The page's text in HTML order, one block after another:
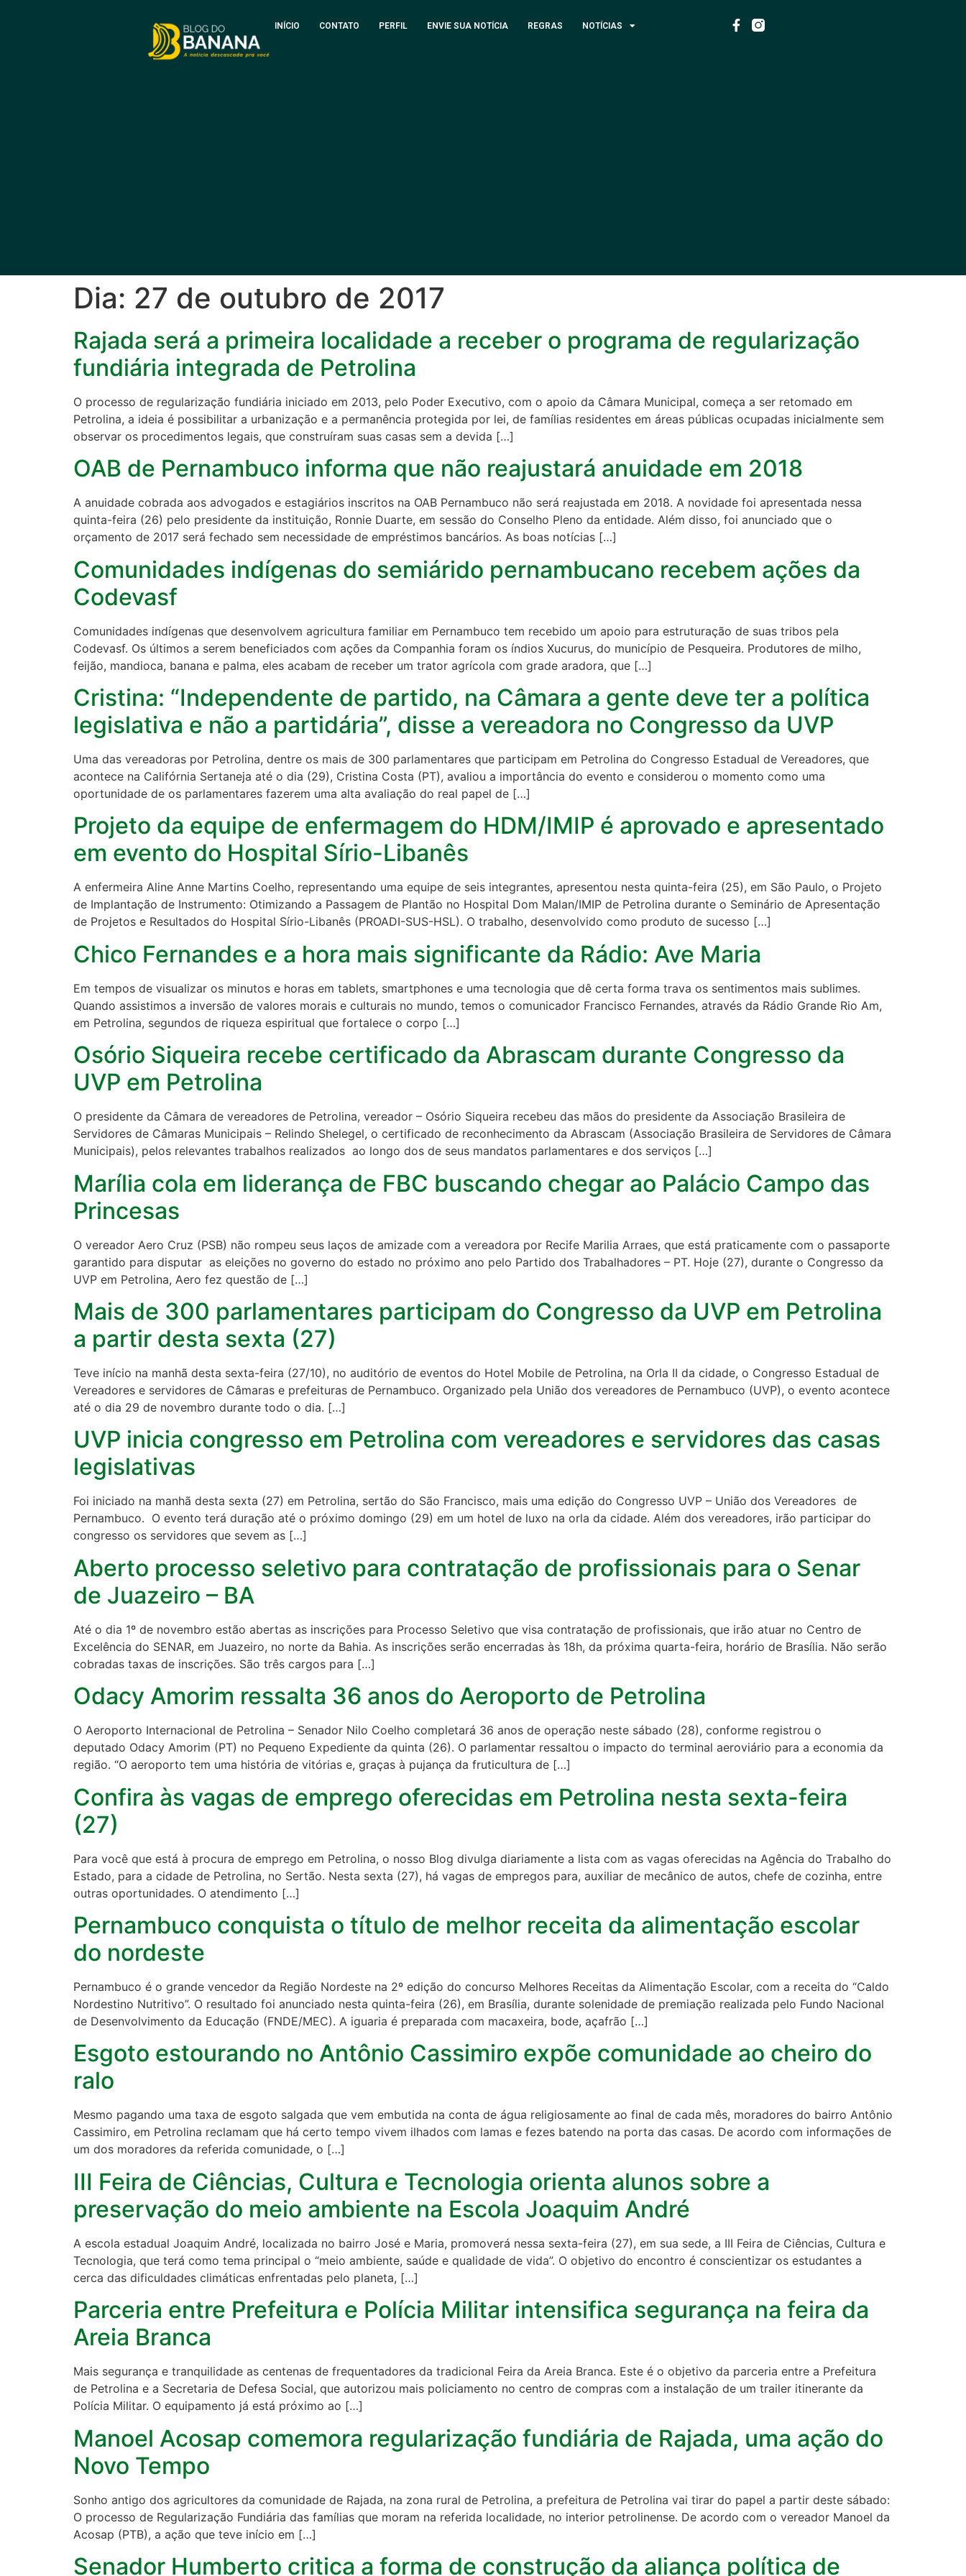
INÍCIO CONTATO PERFIL ENVIE SUA NOTÍCIA REGRAS NOTÍCIAS
Dia: 27 de outubro de 2017
Rajada será a primeira localidade a receber o programa de regularização
fundiária integrada de Petrolina
O processo de regularização fundiária iniciado em 2013, pelo Poder Executivo, com o apoio da Câmara Municipal, começa a ser retomado em
Petrolina, a ideia é possibilitar a urbanização e a permanência protegida por lei, de famílias residentes em áreas públicas ocupadas inicialmente sem
observar os procedimentos legais, que construíram suas casas sem a devida […]
OAB de Pernambuco informa que não reajustará anuidade em 2018
A anuidade cobrada aos advogados e estagiários inscritos na OAB Pernambuco não será reajustada em 2018. A novidade foi apresentada nessa
quinta-feira (26) pelo presidente da instituição, Ronnie Duarte, em sessão do Conselho Pleno da entidade. Além disso, foi anunciado que o
orçamento de 2017 será fechado sem necessidade de empréstimos bancários. As boas notícias […]
Comunidades indígenas do semiárido pernambucano recebem ações da
Codevasf
Comunidades indígenas que desenvolvem agricultura familiar em Pernambuco tem recebido um apoio para estruturação de suas tribos pela
Codevasf. Os últimos a serem beneficiados com ações da Companhia foram os índios Xucurus, do município de Pesqueira. Produtores de milho,
feijão, mandioca, banana e palma, eles acabam de receber um trator agrícola com grade aradora, que […]
Cristina: “Independente de partido, na Câmara a gente deve ter a política
legislativa e não a partidária”, disse a vereadora no Congresso da UVP
Uma das vereadoras por Petrolina, dentre os mais de 300 parlamentares que participam em Petrolina do Congresso Estadual de Vereadores, que
acontece na Califórnia Sertaneja até o dia (29), Cristina Costa (PT), avaliou a importância do evento e considerou o momento como uma
oportunidade de os parlamentares fazerem uma alta avaliação do real papel de […]
Projeto da equipe de enfermagem do HDM/IMIP é aprovado e apresentado
em evento do Hospital Sírio-Libanês
A enfermeira Aline Anne Martins Coelho, representando uma equipe de seis integrantes, apresentou nesta quinta-feira (25), em São Paulo, o Projeto
de Implantação de Instrumento: Otimizando a Passagem de Plantão no Hospital Dom Malan/IMIP de Petrolina durante o Seminário de Apresentação
de Projetos e Resultados do Hospital Sírio-Libanês (PROADI-SUS-HSL). O trabalho, desenvolvido como produto de sucesso […]
Chico Fernandes e a hora mais significante da Rádio: Ave Maria
Em tempos de visualizar os minutos e horas em tablets, smartphones e uma tecnologia que dê certa forma trava os sentimentos mais sublimes.
Quando assistimos a inversão de valores morais e culturais no mundo, temos o comunicador Francisco Fernandes, através da Rádio Grande Rio Am,
em Petrolina, segundos de riqueza espiritual que fortalece o corpo […]
Osório Siqueira recebe certificado da Abrascam durante Congresso da
UVP em Petrolina
O presidente da Câmara de vereadores de Petrolina, vereador – Osório Siqueira recebeu das mãos do presidente da Associação Brasileira de
Servidores de Câmaras Municipais – Relindo Shelegel, o certificado de reconhecimento da Abrascam (Associação Brasileira de Servidores de Câmara
Municipais), pelos relevantes trabalhos realizados ao longo dos de seus mandatos parlamentares e dos serviços […]
Marília cola em liderança de FBC buscando chegar ao Palácio Campo das
Princesas
O vereador Aero Cruz (PSB) não rompeu seus laços de amizade com a vereadora por Recife Marilia Arraes, que está praticamente com o passaporte
garantido para disputar as eleições no governo do estado no próximo ano pelo Partido dos Trabalhadores – PT. Hoje (27), durante o Congresso da
UVP em Petrolina, Aero fez questão de […]
Mais de 300 parlamentares participam do Congresso da UVP em Petrolina
a partir desta sexta (27)
Teve início na manhã desta sexta-feira (27/10), no auditório de eventos do Hotel Mobile de Petrolina, na Orla II da cidade, o Congresso Estadual de
Vereadores e servidores de Câmaras e prefeituras de Pernambuco. Organizado pela União dos vereadores de Pernambuco (UVP), o evento acontece
até o dia 29 de novembro durante todo o dia. […]
UVP inicia congresso em Petrolina com vereadores e servidores das casas
legislativas
Foi iniciado na manhã desta sexta (27) em Petrolina, sertão do São Francisco, mais uma edição do Congresso UVP – União dos Vereadores de
Pernambuco. O evento terá duração até o próximo domingo (29) em um hotel de luxo na orla da cidade. Além dos vereadores, irão participar do
congresso os servidores que sevem as […]
Aberto processo seletivo para contratação de profissionais para o Senar
de Juazeiro – BA
Até o dia 1º de novembro estão abertas as inscrições para Processo Seletivo que visa contratação de profissionais, que irão atuar no Centro de
Excelência do SENAR, em Juazeiro, no norte da Bahia. As inscrições serão encerradas às 18h, da próxima quarta-feira, horário de Brasília. Não serão
cobradas taxas de inscrições. São três cargos para […]
Odacy Amorim ressalta 36 anos do Aeroporto de Petrolina
O Aeroporto Internacional de Petrolina – Senador Nilo Coelho completará 36 anos de operação neste sábado (28), conforme registrou o
deputado Odacy Amorim (PT) no Pequeno Expediente da quinta (26). O parlamentar ressaltou o impacto do terminal aeroviário para a economia da
região. “O aeroporto tem uma história de vitórias e, graças à pujança da fruticultura de […]
Confira às vagas de emprego oferecidas em Petrolina nesta sexta-feira
(27)
Para você que está à procura de emprego em Petrolina, o nosso Blog divulga diariamente a lista com as vagas oferecidas na Agência do Trabalho do
Estado, para a cidade de Petrolina, no Sertão. Nesta sexta (27), há vagas de empregos para, auxiliar de mecânico de autos, chefe de cozinha, entre
outras oportunidades. O atendimento […]
Pernambuco conquista o título de melhor receita da alimentação escolar
do nordeste
Pernambuco é o grande vencedor da Região Nordeste na 2º edição do concurso Melhores Receitas da Alimentação Escolar, com a receita do “Caldo
Nordestino Nutritivo”. O resultado foi anunciado nesta quinta-feira (26), em Brasília, durante solenidade de premiação realizada pelo Fundo Nacional
de Desenvolvimento da Educação (FNDE/MEC). A iguaria é preparada com macaxeira, bode, açafrão […]
Esgoto estourando no Antônio Cassimiro expõe comunidade ao cheiro do
ralo
Mesmo pagando uma taxa de esgoto salgada que vem embutida na conta de água religiosamente ao final de cada mês, moradores do bairro Antônio
Cassimiro, em Petrolina reclamam que há certo tempo vivem ilhados com lamas e fezes batendo na porta das casas. De acordo com informações de
um dos moradores da referida comunidade, o […]
III Feira de Ciências, Cultura e Tecnologia orienta alunos sobre a
preservação do meio ambiente na Escola Joaquim André
A escola estadual Joaquim André, localizada no bairro José e Maria, promoverá nessa sexta-feira (27), em sua sede, a III Feira de Ciências, Cultura e
Tecnologia, que terá como tema principal o “meio ambiente, saúde e qualidade de vida”. O objetivo do encontro é conscientizar os estudantes a
cerca das dificuldades climáticas enfrentadas pelo planeta, […]
Parceria entre Prefeitura e Polícia Militar intensifica segurança na feira da
Areia Branca
Mais segurança e tranquilidade as centenas de frequentadores da tradicional Feira da Areia Branca. Este é o objetivo da parceria entre a Prefeitura
de Petrolina e a Secretaria de Defesa Social, que autorizou mais policiamento no centro de compras com a instalação de um trailer itinerante da
Polícia Militar. O equipamento já está próximo ao […]
Manoel Acosap comemora regularização fundiária de Rajada, uma ação do
Novo Tempo
Sonho antigo dos agricultores da comunidade de Rajada, na zona rural de Petrolina, a prefeitura de Petrolina vai tirar do papel a partir deste sábado:
O processo de Regularização Fundiária das famílias que moram na referida localidade, no interior petrolinense. De acordo com o vereador Manoel da
Acosap (PTB), a ação que teve início em […]
Senador Humberto critica a forma de construção da aliança política de